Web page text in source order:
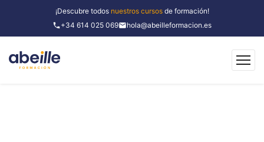
¡Descubre todos nuestros cursosde formación!
+34 614 025 069
hola@abeilleformacion.es